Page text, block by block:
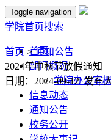
Toggle navigation
学院首页搜索
首页
部门概况
学院办公室
信息动态
通知公告
校务公开
首页 >通知公告
2024年中秋节放假通知
日期：2024-09-12 发布